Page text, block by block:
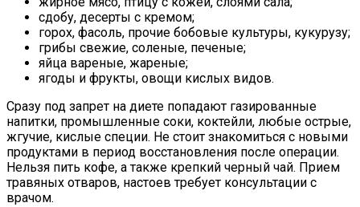
сдобу, десерты с кремом;
горох, фасоль, прочие бобовые культуры, кукурузу;
грибы свежие, соленые, печеные;
яйца вареные, жареные;
ягоды и фрукты, овощи кислых видов.
Сразу под запрет на диете попадают газированные
напитки, промышленные соки, коктейли, любые острые,
жгучие, кислые специи. Не стоит знакомиться с новыми
продуктами в период восстановления после операции.
Нельзя пить кофе, а также крепкий черный чай. Прием
травяных отваров, настоев требует консультации с
врачом.